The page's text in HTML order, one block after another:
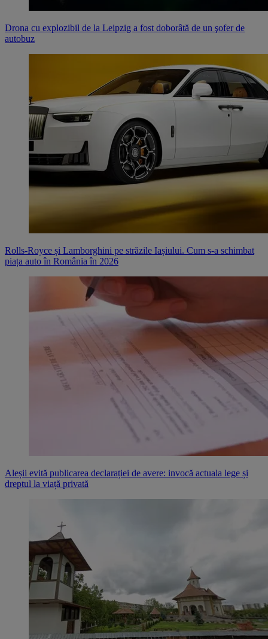
Drona cu explozibil de la Leipzig a fost doborâtă de un şofer de
autobuz
Rolls-Royce și Lamborghini pe străzile Iașiului. Cum s-a schimbat
piața auto în România în 2026
Aleșii evită publicarea declarației de avere: invocă actuala lege și
dreptul la viață privată